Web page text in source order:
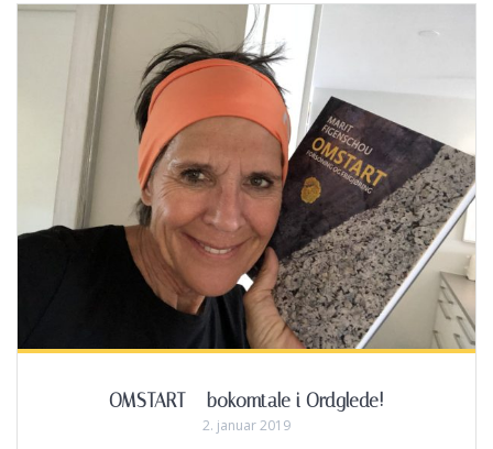
OMSTART – bokomtale i Ordglede!
2. januar 2019